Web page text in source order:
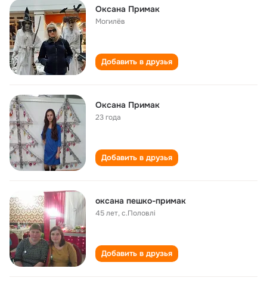
Оксана Примак
Могилёв
Добавить в друзья
Оксана Примак
23 года
Добавить в друзья
оксана пешко-примак
45 лет,с.Половлі
Добавить в друзья